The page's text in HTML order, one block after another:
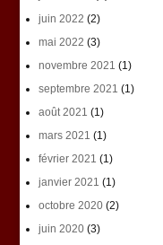
juin 2022 (2)
mai 2022 (3)
novembre 2021 (1)
septembre 2021 (1)
août 2021 (1)
mars 2021 (1)
février 2021 (1)
janvier 2021 (1)
octobre 2020(2)
juin 2020(3)